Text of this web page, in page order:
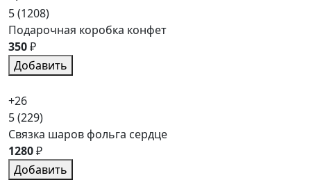
5(1208)
Подарочная коробка конфет
350₽
Добавить
+26
5(229)
Связка шаров фольга сердце
1280₽
Добавить